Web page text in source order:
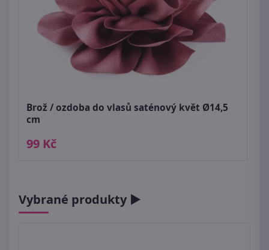
Brož / ozdoba do vlasů saténový květ Ø14,5
cm
99 Kč
Vybrané produkty ►